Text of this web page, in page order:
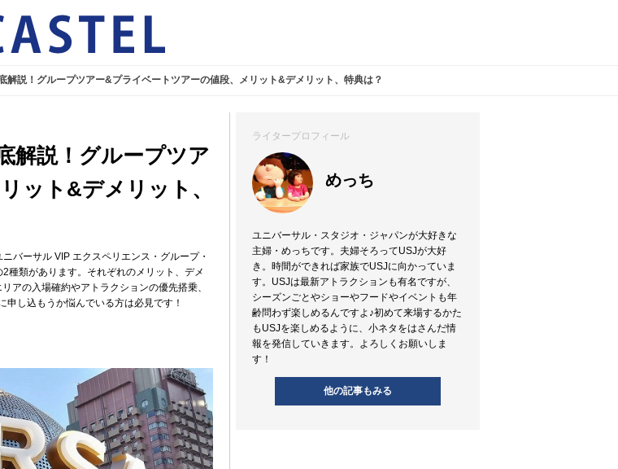
解説！グループツアー&プライベートツアーの値段、メリット&デメリット、特典は？
解説！グループツア
ット&デメリット、
バーサル VIP エクスペリエンス・グループ・
種類があります。それぞれのメリット、デメ
アの入場確約やアトラクションの優先搭乗、
し込もうか悩んでいる方は必見です！
ライタープロフィール
めっち
ユニバーサル・スタジオ・ジャパンが大好きな
主婦・めっちです。夫婦そろってUSJが大好
き。時間ができれば家族でUSJに向かっていま
す。USJは最新アトラクションも有名ですが、
シーズンごとやショーやフードやイベントも年
齢問わず楽しめるんですよ♪初めて来場するかた
もUSJを楽しめるように、小ネタをはさんだ情
報を発信していきます。よろしくお願いしま
す！
他の記事もみる